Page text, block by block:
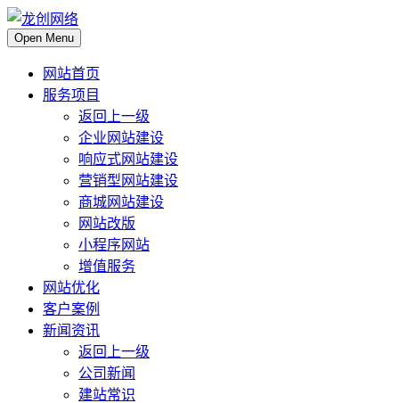
Open Menu
网站首页
服务项目
返回上一级
企业网站建设
响应式网站建设
营销型网站建设
商城网站建设
网站改版
小程序网站
增值服务
网站优化
客户案例
新闻资讯
返回上一级
公司新闻
建站常识